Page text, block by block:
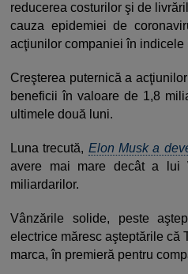
reducerea costurilor şi de
cauza epidemiei de
acţiunilor companiei în indicele
Creşterea puternică a
beneficii în valoare de 1,8
ultimele două luni.
Luna trecută, Elon Musk a
avere mai mare decât a lui
miliardarilor.
Vânzările solide, peste
electrice măresc aşteptările că
marca, în premieră pentru